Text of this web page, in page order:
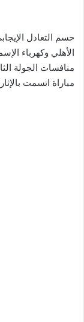
الأهلي وكهرباء
مباراة اتسمت